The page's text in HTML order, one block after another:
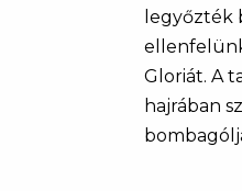
legyőzték
Gloriát. A
hajrában